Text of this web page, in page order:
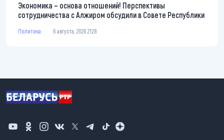
Экономика – основа отношений! Перспективы
сотрудничества с Алжиром обсудили в Совете Республики
Политика 6 августа, 2026 21:28